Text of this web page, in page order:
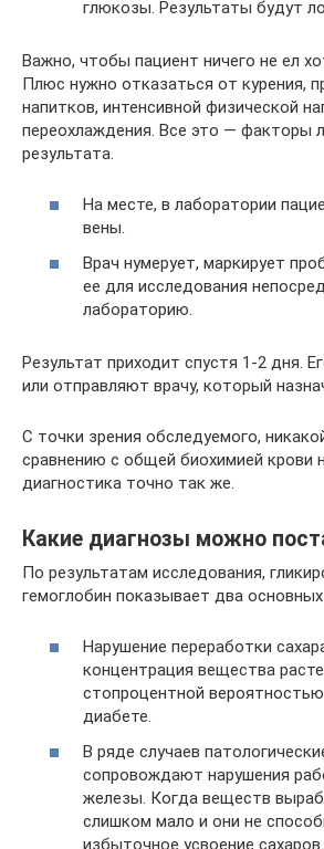
глюкозы. Результаты будут
Важно, чтобы пациент ничего не ел
Плюс нужно отказаться от курения,
напитков, интенсивной физической
переохлаждения. Все это — факторы
результата.
На месте, в лаборатории
вены.
Врач нумерует, маркирует
ее для исследования
лабораторию.
Результат приходит спустя 1-2 дня.
или отправляют врачу, который
С точки зрения обследуемого,
сравнению с общей биохимией крови
диагностика точно так же.
Какие диагнозы можно
По результатам исследования,
гемоглобин показывает два
Нарушение переработки
концентрация вещества
стопроцентной
диабете.
В ряде случаев
сопровождают нарушения
железы. Когда веществ
слишком мало и они не
избыточное усвоение сахаров.